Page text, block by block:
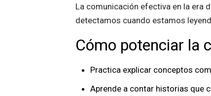
La comunicación efectiva en la era
detectamos cuando estamos
Cómo potenciar la
Practica explicar conceptos
Aprende a contar historias que